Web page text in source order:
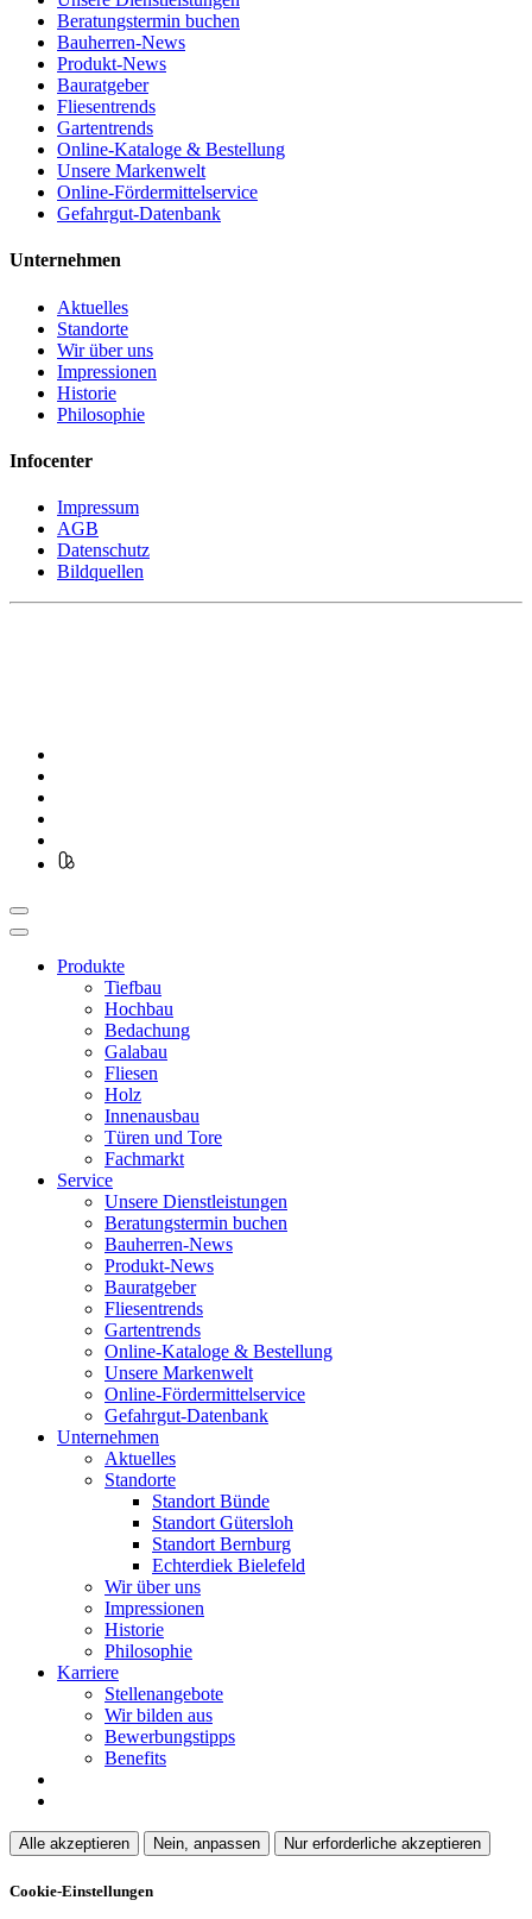
Beratungstermin buchen
Bauherren-News
Produkt-News
Bauratgeber
Fliesentrends
Gartentrends
Online-Kataloge & Bestellung
Unsere Markenwelt
Online-Fördermittelservice
Gefahrgut-Datenbank
Unternehmen
Aktuelles
Standorte
Wir über uns
Impressionen
Historie
Philosophie
Infocenter
Impressum
AGB
Datenschutz
Bildquellen
Produkte
Tiefbau
Hochbau
Bedachung
Galabau
Fliesen
Holz
Innenausbau
Türen und Tore
Fachmarkt
Service
Unsere Dienstleistungen
Beratungstermin buchen
Bauherren-News
Produkt-News
Bauratgeber
Fliesentrends
Gartentrends
Online-Kataloge & Bestellung
Unsere Markenwelt
Online-Fördermittelservice
Gefahrgut-Datenbank
Unternehmen
Aktuelles
Standorte
Standort Bünde
Standort Gütersloh
Standort Bernburg
Echterdiek Bielefeld
Wir über uns
Impressionen
Historie
Philosophie
Karriere
Stellenangebote
Wir bilden aus
Bewerbungstipps
Benefits
Alle akzeptieren Nein, anpassen Nur erforderliche akzeptieren
Cookie-Einstellungen